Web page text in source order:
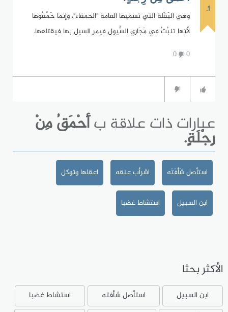
1.
وهي البَقْلة التي تسميها العامة "الحمقاء"، وإنما حَمَّقُوها
لأنها تنبُتُ في مَجَاري السُّيول فيمر السيل بها فيقتلعها.
0
0
عبارات ذات علاقة بأَحْمَقُ مِنْ
رِجْلَةٍ.
استأصل شَأْفَتَه اشرأب عنقه اعقلها وتوكل
ابن السبيل استشاط غضبا
الأكثر بحثا
ابن السبيل استأصل شأفته
استشاط غضبا